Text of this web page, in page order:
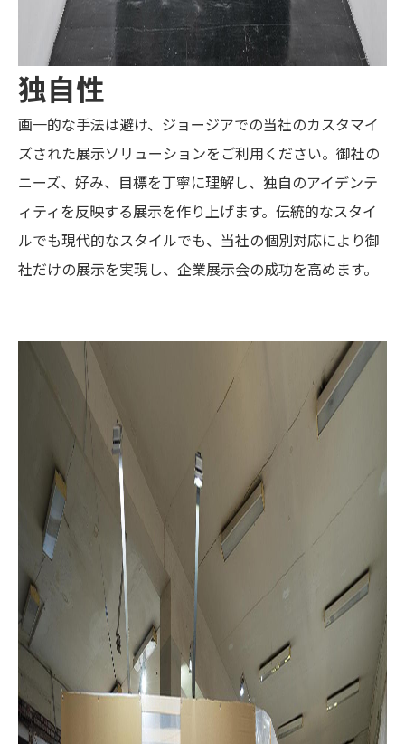
独自性
画一的な手法は避け、ジョージアでの当社のカスタマイ
ズされた展示ソリューションをご利用ください。御社の
ニーズ、好み、目標を丁寧に理解し、独自のアイデンテ
ィティを反映する展示を作り上げます。伝統的なスタイ
ルでも現代的なスタイルでも、当社の個別対応により御
社だけの展示を実現し、企業展示会の成功を高めます。